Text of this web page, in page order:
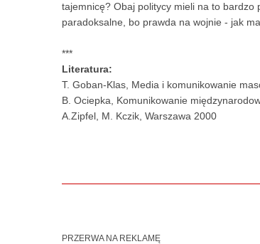
tajemnicę? Obaj politycy mieli na to bardzo
paradoksalne, bo prawda na wojnie - jak
***
Literatura:
T. Goban-Klas, Media i komunikowanie
B. Ociepka, Komunikowanie
A.Zipfel, M. Kczik, Warszawa 2000
PRZERWA NA REKLAMĘ